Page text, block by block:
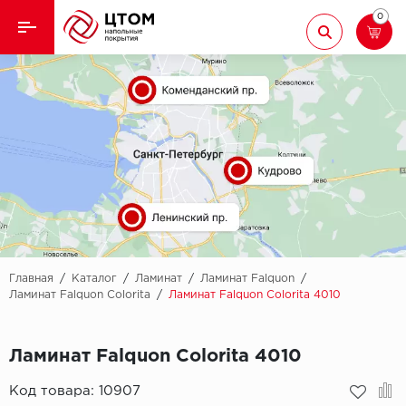
Назад
Кварцвиниловая плитка
Назад
Aberhof
Adelar
Alfa
AllureFloor
Alpine floor
Arbiton
Berry Alloc
Ламинат
Ковролин
Линолеум
Паркет
Плинтус
Подложка
0
Главная / Каталог / Ламинат / Ламинат Falquon
/
Ламинат Falquon Colorita
/ Ламинат Falquon Colorita 4010
Ламинат Falquon Colorita 4010
Код товара: 10907